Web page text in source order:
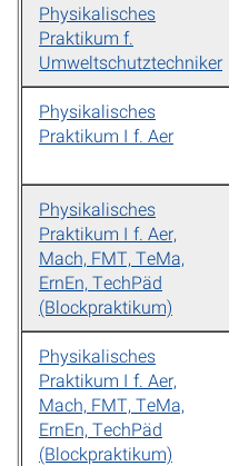
Physikalisches
Praktikum f.
Umweltschutztechniker
Physikalisches
Praktikum I f. Aer
Physikalisches
Praktikum I f. Aer,
Mach, FMT, TeMa,
ErnEn, TechPäd
(Blockpraktikum)
Physikalisches
Praktikum I f. Aer,
Mach, FMT, TeMa,
ErnEn, TechPäd
(Blockpraktikum)